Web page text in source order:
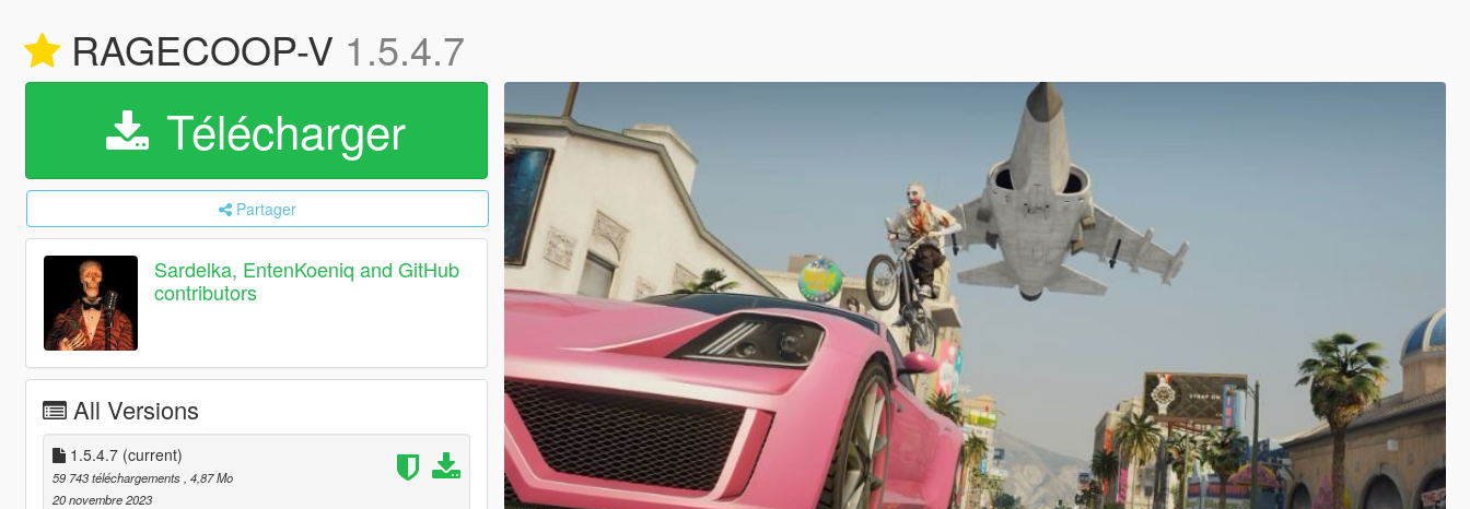
RAGECOOP-V 1.5.4.7
Télécharger
Partager
Sardelka, EntenKoeniq and GitHub
contributors
All Versions
1.5.4.7 (current)
59 743 téléchargements , 4,87 Mo
20 novembre 2023